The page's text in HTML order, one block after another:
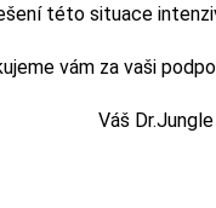
této situace
vám za vaši
Váš